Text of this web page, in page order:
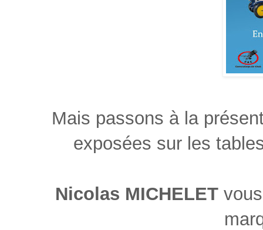
Mais passons à la
exposées sur les
Nicolas MICHELET